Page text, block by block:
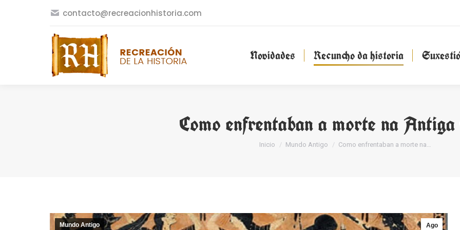
contacto@recreacionhistoria.com
Novidades Recuncho da historia
Como enfrentaban a morte na
You are here:
Inicio Mundo Antigo Como enfrentaban a morte na…
Ago
Mundo Antigo
Novidades Recuncho da historia